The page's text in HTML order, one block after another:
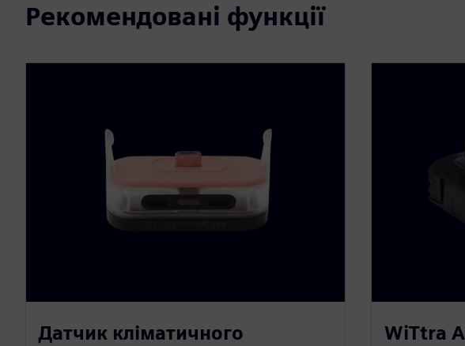
Рекомендовані функції
Датчик кліматичного
WiTtra